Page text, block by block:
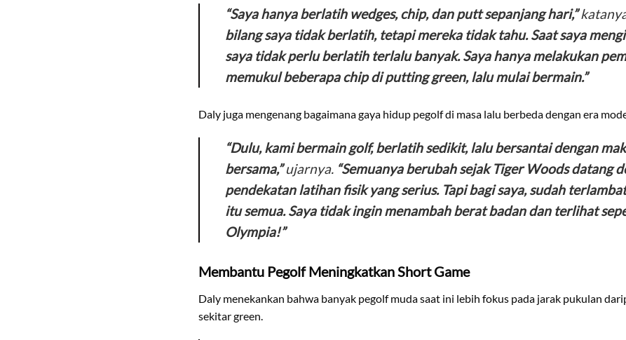
“Saya hanya berlatih wedges, chip, dan putt sepanjang hari,”
bilang saya tidak berlatih, tetapi mereka tidak tahu. Saat saya
saya tidak perlu berlatih terlalu banyak. Saya hanya melakukan
memukul beberapa chip di putting green, lalu mulai bermain.”
Daly juga mengenang bagaimana gaya hidup pegolf di masa lalu berbeda dengan era
“Dulu, kami bermain golf, berlatih sedikit, lalu bersantai dengan
bersama,”ujarnya. “Semuanya berubah sejak Tiger Woods datang
pendekatan latihan fisik yang serius. Tapi bagi saya, sudah
itu semua. Saya tidak ingin menambah berat badan dan terlihat
Olympia!”
Membantu Pegolf Meningkatkan Short Game
Daly menekankan bahwa banyak pegolf muda saat ini lebih fokus pada jarak pukulan
sekitar green.